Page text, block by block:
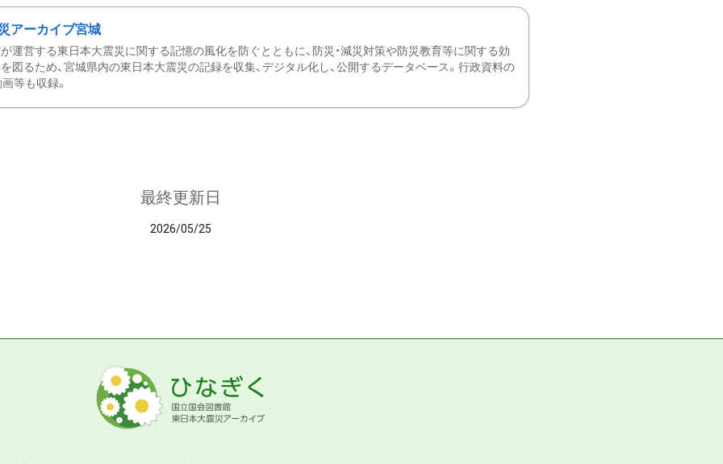
アーカイブ宮城
運営する東日本大震災に関する記憶の風化を防ぐとともに、防災・減災対策や防災教育等に関する効
図るため、宮城県内の東日本大震災の記録を収集、デジタル化し、公開するデータベース。行政資料の
等も収録。
最終更新日
2026/05/25